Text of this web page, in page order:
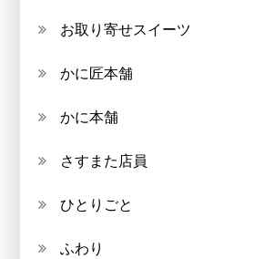
お取り寄せスイーツ
かに匠本舗
かに本舗
さすまた店員
ひとりごと
ふわり